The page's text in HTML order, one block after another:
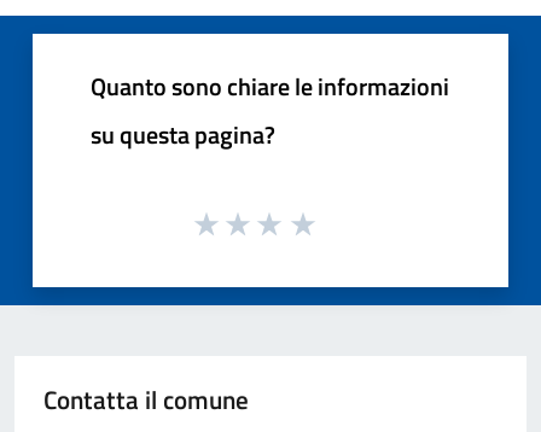
Quanto sono chiare le informazioni
su questa pagina?
Contatta il comune